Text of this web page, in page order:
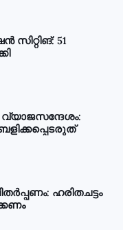
സിറ്റിങ്: 51
ഹരിതചട്ടം